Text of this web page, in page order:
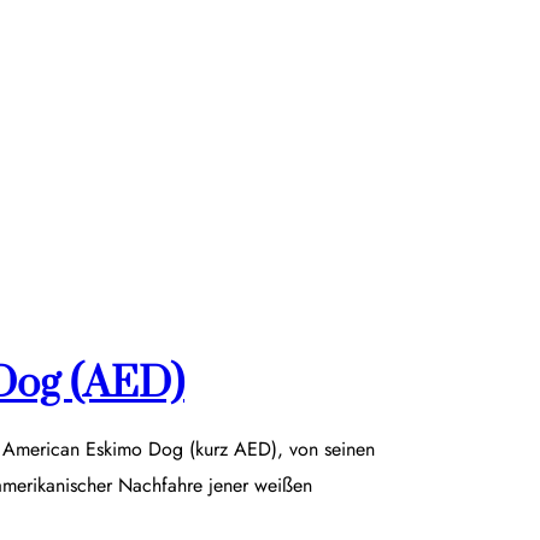
(AED)
Eskimo Dog (kurz AED), von seinen
Nachfahre jener weißen